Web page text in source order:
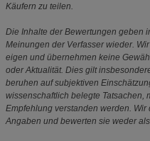
Käufern zu teilen.
Die Inhalte der Bewertungen geben
Meinungen der Verfasser wieder.
eigen und übernehmen keine
oder Aktualität. Dies gilt
beruhen auf subjektiven
wissenschaftlich belegte Tatsachen,
Empfehlung verstanden werden.
Angaben und bewerten sie weder